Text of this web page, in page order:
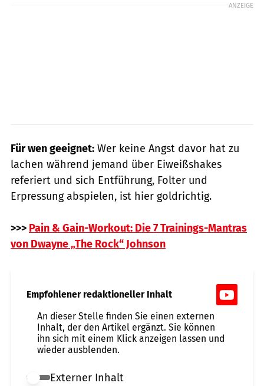
ANZEIGE
Für wen geeignet: Wer keine Angst davor hat zu
lachen während jemand über Eiweißshakes
referiert und sich Entführung, Folter und
Erpressung abspielen, ist hier goldrichtig.
>>> Pain & Gain-Workout: Die 7 Trainings-Mantras
von Dwayne „The Rock“ Johnson
Empfohlener redaktioneller Inhalt
An dieser Stelle finden Sie einen externen
Inhalt, der den Artikel ergänzt. Sie können
ihn sich mit einem Klick anzeigen lassen und
wieder ausblenden.
Externer Inhalt erlauben
Externer Inhalt